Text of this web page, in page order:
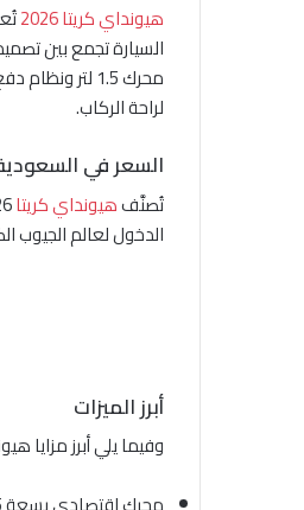
هيونداي كريتا 2026
السيارة تجمع بين
لراحة الركاب.
السعر في
تُصنَّفهيونداي كريتا
الدخول لعالم الجيوب
أبرز الميزات
وفيما يلي أبرز مزايا هيونداي كريتا 2026 التي تجعلها من أقوى المرشحين